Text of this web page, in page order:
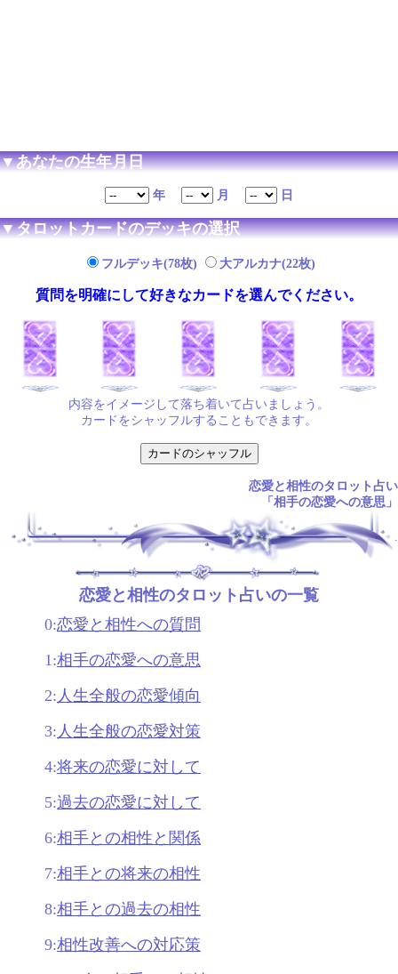
▼あなたの生年月日
年 月 日
▼タロットカードのデッキの選択
フルデッキ(78枚) 大アルカナ(22枚)
質問を明確にして好きなカードを選んでください。
内容をイメージして落ち着いて占いましょう。
カードをシャッフルすることもできます。
恋愛と相性のタロット占い
「相手の恋愛への意思」
恋愛と相性のタロット占いの一覧
0:恋愛と相性への質問
1:相手の恋愛への意思
2: 人生全般の恋愛傾向
3: 人生全般の恋愛対策
4:将来の恋愛に対して
5:過去の恋愛に対して
6:相手との相性と関係
7:相手との将来の相性
8:相手との過去の相性
9:相性改善への対応策